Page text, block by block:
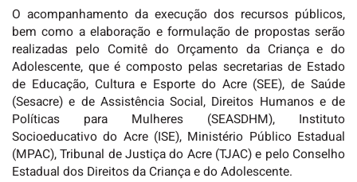
O acompanhamento da execução dos recursos públicos,
bem como a elaboração e formulação de propostas serão
realizadas pelo Comitê do Orçamento da Criança e do
Adolescente, que é composto pelas secretarias de Estado
de Educação, Cultura e Esporte do Acre (SEE), de Saúde
(Sesacre) e de Assistência Social, Direitos Humanos e de
Políticas para Mulheres (SEASDHM), Instituto
Socioeducativo do Acre (ISE), Ministério Público Estadual
(MPAC), Tribunal de Justiça do Acre (TJAC) e pelo Conselho
Estadual dos Direitos da Criança e do Adolescente.